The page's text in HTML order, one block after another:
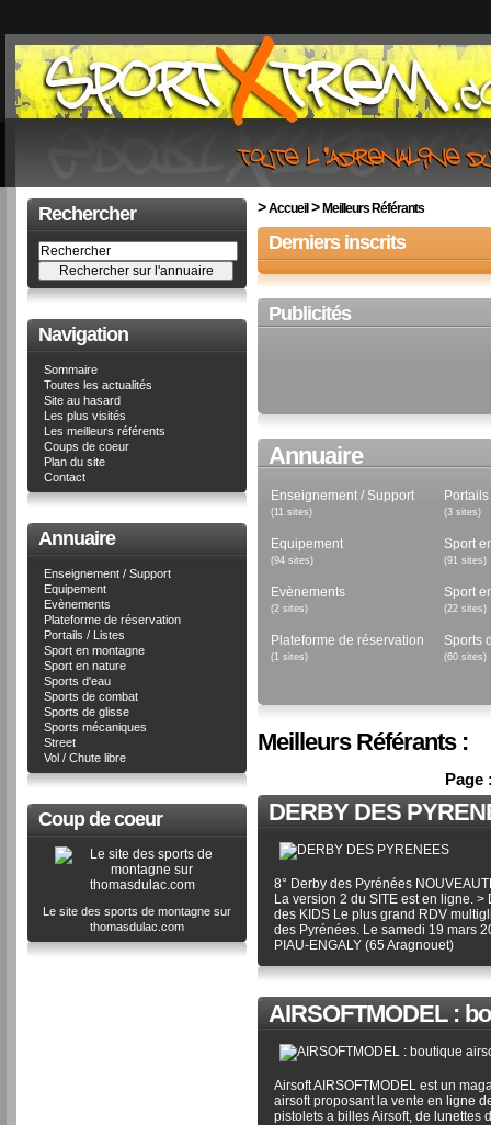
Rechercher
Navigation
Sommaire
Toutes les actualités
Site au hasard
Les plus visités
Les meilleurs référents
Coups de coeur
Plan du site
Contact
Annuaire
Enseignement / Support
Equipement
Evènements
Plateforme de réservation
Portails / Listes
Sport en montagne
Sport en nature
Sports d'eau
Sports de combat
Sports de glisse
Sports mécaniques
Street
Vol / Chute libre
Coup de coeur
Le site des sports de montagne sur
thomasdulac.com
>Accueil> Meilleurs Référants
Derniers inscrits
Publicités
Annuaire
Enseignement / Support
(11 sites) (3 sites)
Equipement
(94 sites)
Sport
(91 sites)
Evènements
(2 sites)
Sport
(22 sites)
Plateforme de réservation
(1 sites)
Sports
(60 sites)
Meilleurs Référants :
Page
DERBY DES
8° Derby des Pyrénées
La version 2 du SITE est en ligne. >
des KIDS Le plus grand RDV
des Pyrénées. Le samedi 19 mars
PIAU-ENGALY (65 Aragnouet)
AIRSOFTMODEL :
Airsoft AIRSOFTMODEL est un
airsoft proposant la vente en ligne
pistolets a billes Airsoft, de lunettes